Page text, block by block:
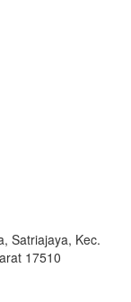
Satriajaya, Kec.
17510